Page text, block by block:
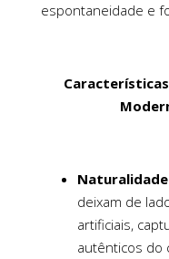
espontaneidade e
deixam de
artificiais,
autênticos do